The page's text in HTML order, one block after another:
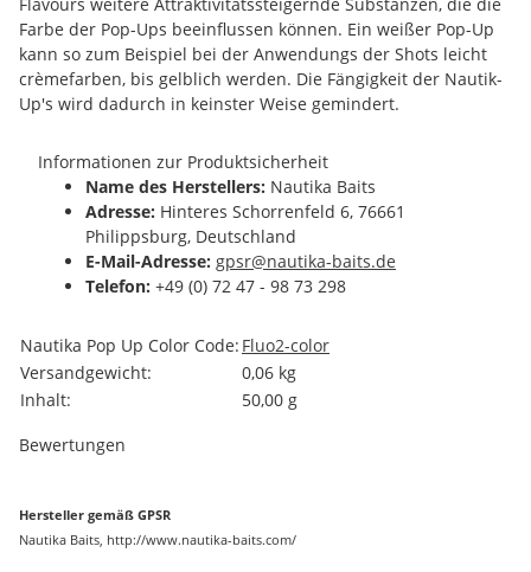
Farbe der Pop-Ups beeinflussen können. Ein weißer Pop-Up
kann so zum Beispiel bei der Anwendungs der Shots leicht
crèmefarben, bis gelblich werden. Die Fängigkeit der Nautik-
Up's wird dadurch in keinster Weise gemindert.
Informationen zur Produktsicherheit
Name des Herstellers: Nautika Baits
Adresse: Hinteres Schorrenfeld 6, 76661
Philippsburg, Deutschland
E-Mail-Adresse: gpsr@nautika-baits.de
Telefon: +49 (0) 72 47 - 98 73 298
Produkteigenschaft
Wert
Nautika Pop Up Color Code: Fluo2-color
Versandgewicht:
0,06 kg
Inhalt:
50,00 g
Bewertungen
Hersteller gemäß GPSR
Nautika Baits, http://www.nautika-baits.com/